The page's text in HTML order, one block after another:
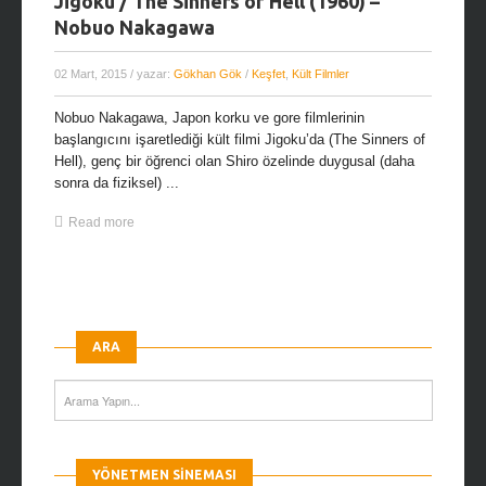
Nobuo Nakagawa
02 Mart, 2015 / yazar: Gökhan Gök / Keşfet Kült Filmler
Nobuo Nakagawa, Japon korku ve gore filmlerinin
başlangıcını işaretlediği kült filmi Jigoku’da (The Sinners of
Hell), genç bir öğrenci olan Shiro özelinde duygusal (daha
sonra da fiziksel) ...
Read more
ARA
YÖNETMEN SINEMASI